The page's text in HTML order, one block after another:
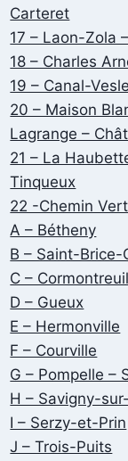
Carteret
17 – Laon-Zola
18 – Charles
19 – Canal-
20 – Maison
Lagrange –
21 – La
Tinqueux
22 -Chemin
A – Bétheny
B – Saint-Brice-
C – Cormontreuil
D – Gueux
E – Hermonville
F – Courville
G – Pompelle –
H – Savigny-
I – Serzy-et-Prin
J – Trois-Puits